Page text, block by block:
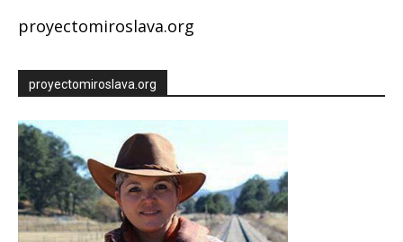
proyectomiroslava.org
proyectomiroslava.org